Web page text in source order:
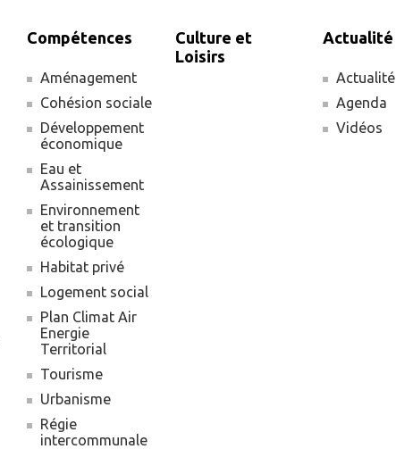
Compétences
Aménagement
Cohésion sociale
Développement
économique
Eau et
Assainissement
Environnement
et transition
écologique
Habitat privé
Logement social
Plan Climat Air
Energie
Territorial
Tourisme
Urbanisme
Régie
intercommunale
Culture et
Loisirs
Actualité
Actualité
Agenda
Vidéos